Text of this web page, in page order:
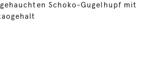
Schoko-Gugelhupf mit